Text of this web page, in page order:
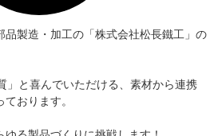
品製造・加工の「株式会社松長鐵工」の
」と喜んでいただける、素材から連携
おります。